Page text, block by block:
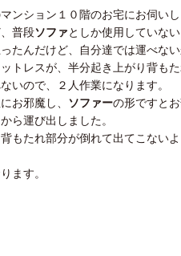
ンション１０階のお宅にお伺いし
普段ソファとしか使用していない
たんだけど、自分達では運べな
トレスが、半分起き上がり背も
いので、２人作業になります。
お邪魔し、
ソファーの形ですと
ら運び出しました。
もたれ部分が倒れて出てこない
ます。